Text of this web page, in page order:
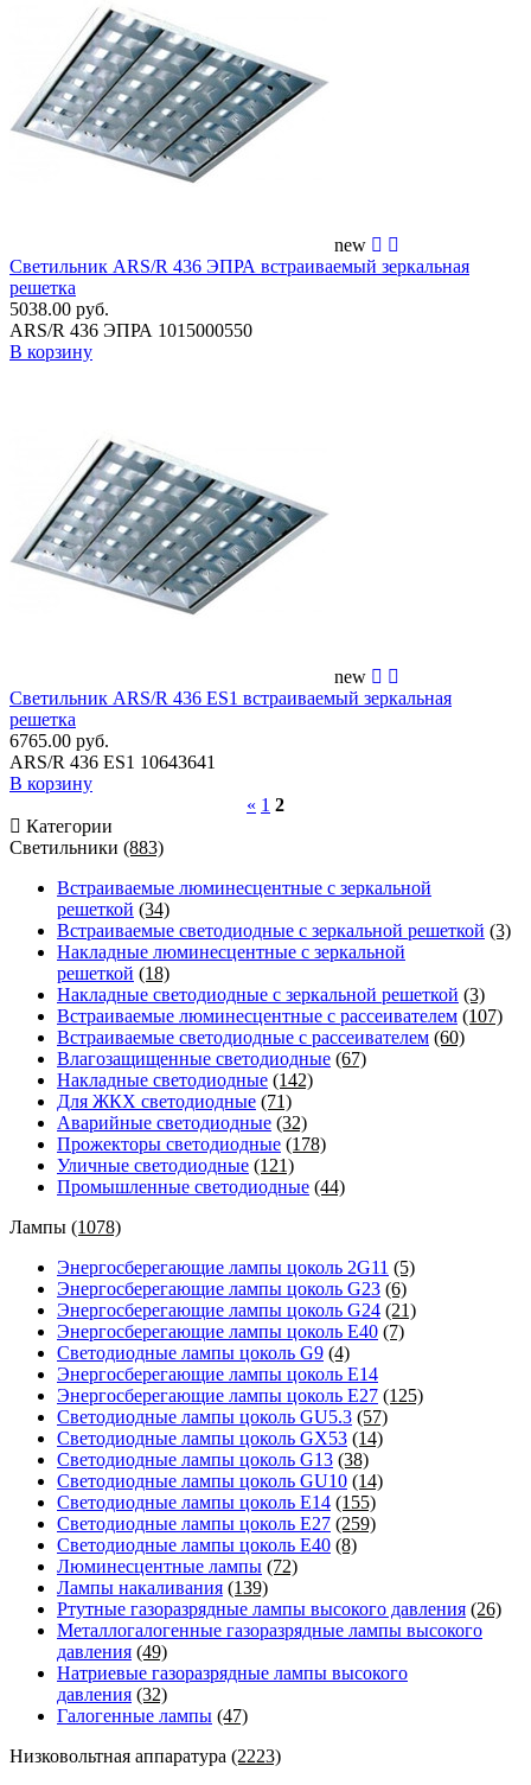
new
Светильник ARS/R 436 ЭПРА встраиваемый зеркальная
решетка
5038.00 руб.
ARS/R 436 ЭПРА 1015000550
В корзину
new
Светильник ARS/R 436 ES1 встраиваемый зеркальная
решетка
6765.00 руб.
ARS/R 436 ES1 10643641
В корзину
« 1 2
Категории
Светильники (883)
Встраиваемые люминесцентные с зеркальной
решеткой (34)
Встраиваемые светодиодные с зеркальной решеткой (3)
Накладные люминесцентные с зеркальной
решеткой (18)
Накладные светодиодные с зеркальной решеткой (3)
Встраиваемые люминесцентные с рассеивателем (107)
Встраиваемые светодиодные с рассеивателем (60)
Влагозащищенные светодиодные (67)
Накладные светодиодные (142)
Для ЖКХ светодиодные (71)
Аварийные светодиодные (32)
Прожекторы светодиодные (178)
Уличные светодиодные (121)
Промышленные светодиодные (44)
Лампы (1078)
Энергосберегающие лампы цоколь 2G11 (5)
Энергосберегающие лампы цоколь G23 (6)
Энергосберегающие лампы цоколь G24 (21)
Энергосберегающие лампы цоколь Е40 (7)
Светодиодные лампы цоколь G9 (4)
Энергосберегающие лампы цоколь Е14
Энергосберегающие лампы цоколь Е27 (125)
Светодиодные лампы цоколь GU5.3 (57)
Светодиодные лампы цоколь GX53 (14)
Светодиодные лампы цоколь G13 (38)
Светодиодные лампы цоколь GU10 (14)
Светодиодные лампы цоколь E14 (155)
Светодиодные лампы цоколь E27 (259)
Светодиодные лампы цоколь E40 (8)
Люминесцентные лампы (72)
Лампы накаливания (139)
Ртутные газоразрядные лампы высокого давления (26)
Металлогалогенные газоразрядные лампы высокого
давления (49)
Натриевые газоразрядные лампы высокого
давления (32)
Галогенные лампы (47)
Низковольтная аппаратура (2223)